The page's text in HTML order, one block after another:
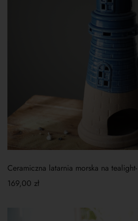
Ceramiczna latarnia morska na
169,00 zł